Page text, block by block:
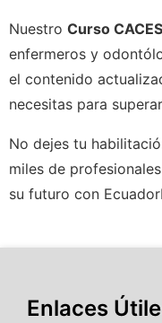
Nuestro Curso CACES
enfermeros y
el contenido
necesitas para
No dejes tu
miles de
su futuro con
Enlaces